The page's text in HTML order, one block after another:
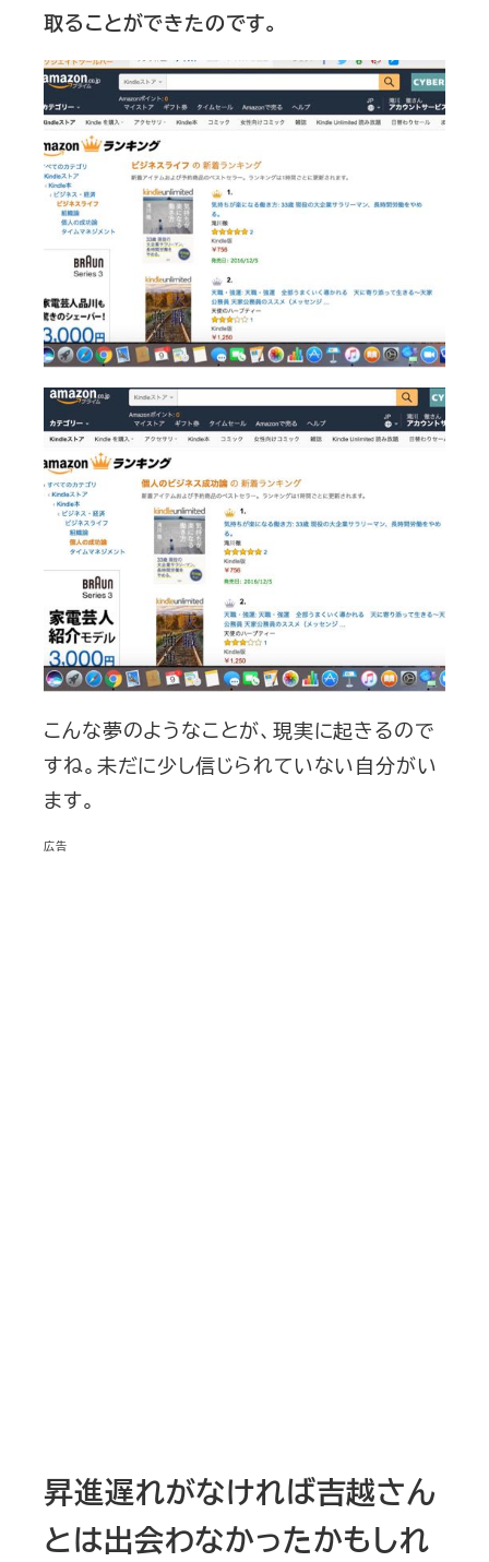
取ることができたのです。
こんな夢のようなことが、現実に起きるので
すね。未だに少し信じられていない自分がい
ます。
広告
昇進遅れがなければ吉越さん
とは出会わなかったかもしれ